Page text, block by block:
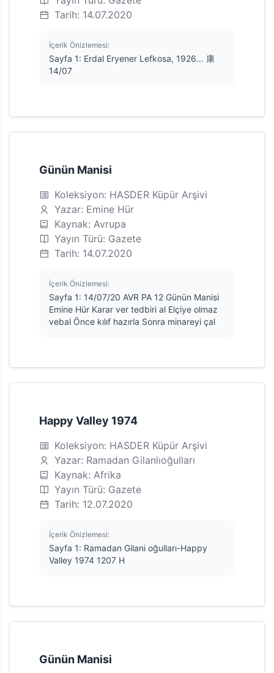
Tarih: 14.07.2020
İçerik Önizlemesi:
Sayfa 1: Erdal Eryener Lefkosa, 1926... 康
14/07
Günün Manisi
Koleksiyon: HASDER Küpür Arşivi
Yazar: Emine Hür
Kaynak: Avrupa
Yayın Türü: Gazete
Tarih: 14.07.2020
İçerik Önizlemesi:
Sayfa 1: 14/07/20 AVR PA 12 Günün Manisi
Emine Hür Karar ver tedbiri al Elçiye olmaz
vebal Önce kılıf hazırla Sonra minareyi çal
Happy Valley 1974
Koleksiyon: HASDER Küpür Arşivi
Yazar: Ramadan Gilanlıoğulları
Kaynak: Afrika
Yayın Türü: Gazete
Tarih: 12.07.2020
İçerik Önizlemesi:
Sayfa 1: Ramadan Gilani oğulları-Happy
Valley 1974 1207 H
Günün Manisi